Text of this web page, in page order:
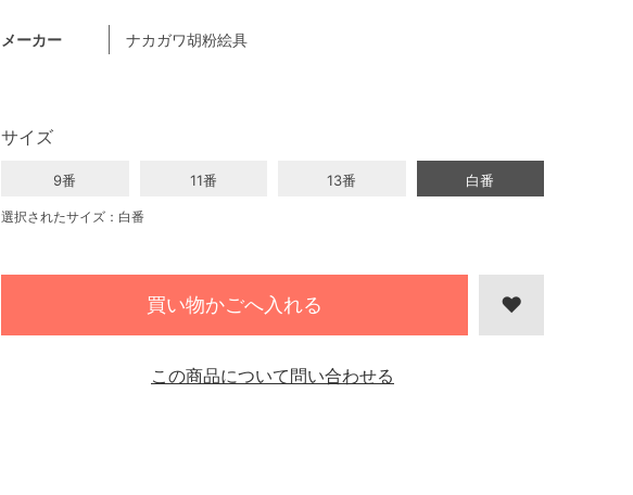
メーカー ナカガワ胡粉絵具
サイズ
9番 11番 13番 白番
選択されたサイズ：白番
買い物かごへ入れる
この商品について問い合わせる